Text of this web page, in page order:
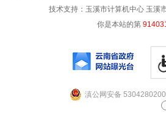
技术支持：玉溪市计算机中心 玉溪
你是本站的第
滇公网安备